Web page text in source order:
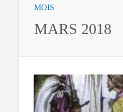
MOIS
MARS 2018